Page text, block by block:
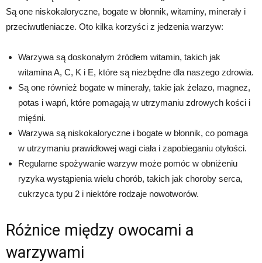
Są one niskokaloryczne, bogate w błonnik, witaminy, minerały i
przeciwutleniacze. Oto kilka korzyści z jedzenia warzyw:
Warzywa są doskonałym źródłem witamin, takich jak
witamina A, C, K i E, które są niezbędne dla naszego zdrowia.
Są one również bogate w minerały, takie jak żelazo, magnez,
potas i wapń, które pomagają w utrzymaniu zdrowych kości i
mięśni.
Warzywa są niskokaloryczne i bogate w błonnik, co pomaga
w utrzymaniu prawidłowej wagi ciała i zapobieganiu otyłości.
Regularne spożywanie warzyw może pomóc w obniżeniu
ryzyka wystąpienia wielu chorób, takich jak choroby serca,
cukrzyca typu 2 i niektóre rodzaje nowotworów.
Różnice między owocami a
warzywami